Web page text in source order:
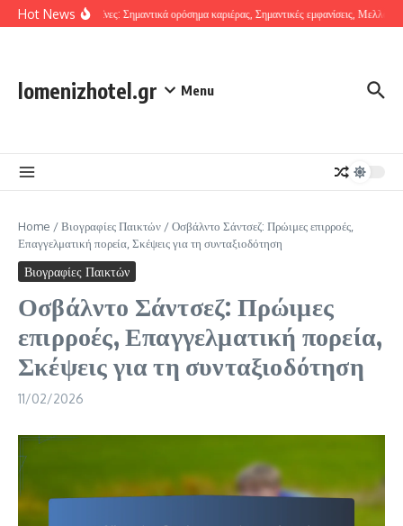
Skip to content
Hot News
Ντιέγκο Λαΐνες: Σημαντικά ορόσημα καριέρας, Σημαντικές εμφανίσεις,
lomenizhotel.gr Menu
Home /Βιογραφίες Παικτών /Οσβάλντο Σάντσεζ: Πρώιμες επιρροές,
Επαγγελματική πορεία, Σκέψεις για τη συνταξιοδότηση
Βιογραφίες Παικτών
Οσβάλντο Σάντσεζ: Πρώιμες
επιρροές, Επαγγελματική πορεία,
Σκέψεις για τη συνταξιοδότηση
11/02/2026